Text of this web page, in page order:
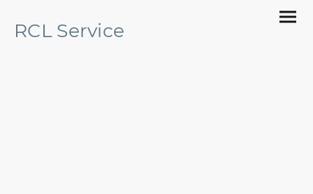
RCL Service